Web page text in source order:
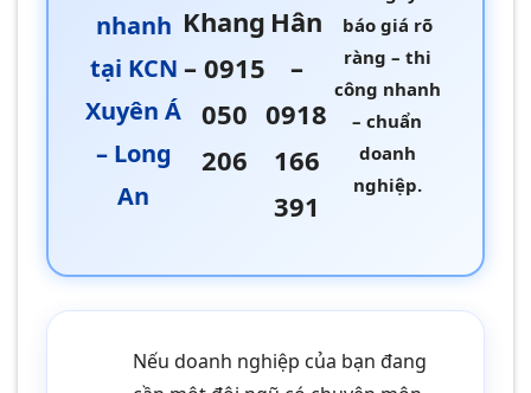
nhanh
tại KCN
Xuyên Á
– Long
An
Khang
– 0915
050
206
Hân
–
0918
166
391
báo giá rõ
ràng – thi
công nhanh
– chuẩn
doanh
nghiệp.
Nếu doanh nghiệp của bạn đang